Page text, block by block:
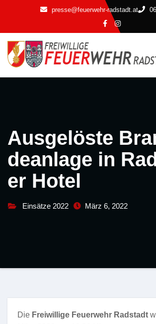
springen
presse@feuerwehr-radstadt.at
Ausgelöste
deanlage in
er Hotel
Einsätze 2022 März 6, 2022
Die Freiwillige Feuerwehr Radstadt